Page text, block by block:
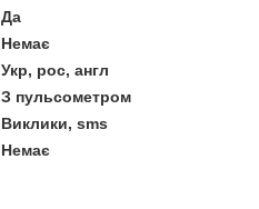
Да
Немає
Укр, рос, англ
З пульсометром
Виклики, sms
Немає